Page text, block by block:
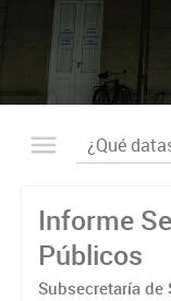
Informe
Públicos
Subsecretaría